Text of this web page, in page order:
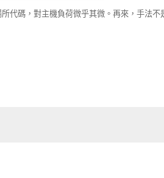
代碼，對主機負荷微乎其微。再來，手法不